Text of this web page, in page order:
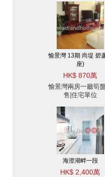
愉景灣 13期 尚堤 碧
座)
HK$ 870萬
愉景灣兩房一廳筍
售|住宅單位
海澄湖畔一段
HK$ 2,400萬